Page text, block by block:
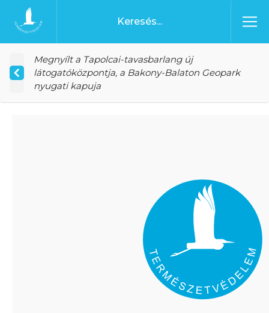
Ugrás a tartalomhoz
Főoldal
Megnyílt a Tapolcai-tavasbarlang új
látogatóközpontja, a Bakony-Balaton Geopark
nyugati kapuja